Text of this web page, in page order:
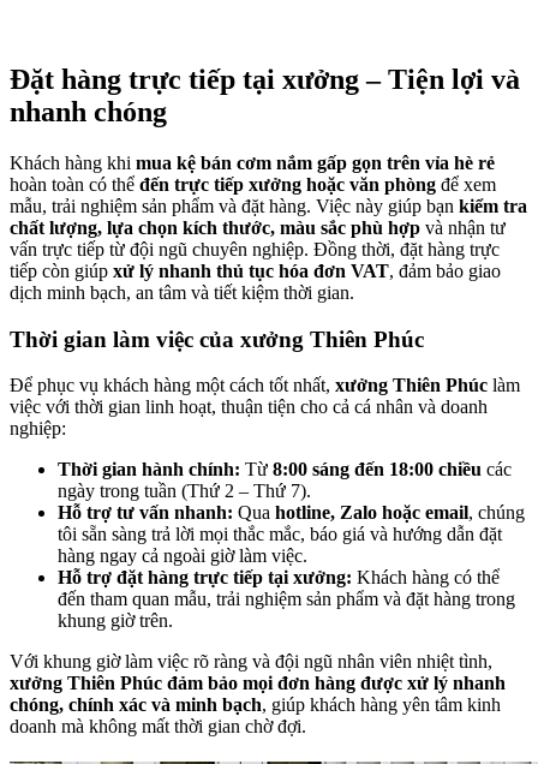
Đặt hàng trực tiếp tại xưởng – Tiện lợi và
nhanh chóng
Khách hàng khi mua kệ bán cơm nắm gấp gọn trên vỉa hè rẻ
hoàn toàn có thể đến trực tiếp xưởng hoặc văn phòng để xem
mẫu, trải nghiệm sản phẩm và đặt hàng. Việc này giúp bạn kiểm tra
chất lượng, lựa chọn kích thước, màu sắc phù hợp và nhận tư
vấn trực tiếp từ đội ngũ chuyên nghiệp. Đồng thời, đặt hàng trực
tiếp còn giúp xử lý nhanh thủ tục hóa đơn VAT, đảm bảo giao
dịch minh bạch, an tâm và tiết kiệm thời gian.
Thời gian làm việc của xưởng Thiên Phúc
Để phục vụ khách hàng một cách tốt nhất, xưởng Thiên Phúc làm
việc với thời gian linh hoạt, thuận tiện cho cả cá nhân và doanh
nghiệp:
Thời gian hành chính: Từ 8:00 sáng đến 18:00 chiều các
ngày trong tuần (Thứ 2 – Thứ 7).
Hỗ trợ tư vấn nhanh: Qua hotline, Zalo hoặc email, chúng
tôi sẵn sàng trả lời mọi thắc mắc, báo giá và hướng dẫn đặt
hàng ngay cả ngoài giờ làm việc.
Hỗ trợ đặt hàng trực tiếp tại xưởng: Khách hàng có thể
đến tham quan mẫu, trải nghiệm sản phẩm và đặt hàng trong
khung giờ trên.
Với khung giờ làm việc rõ ràng và đội ngũ nhân viên nhiệt tình,
xưởng Thiên Phúc đảm bảo mọi đơn hàng được xử lý nhanh
chóng, chính xác và minh bạch, giúp khách hàng yên tâm kinh
doanh mà không mất thời gian chờ đợi.